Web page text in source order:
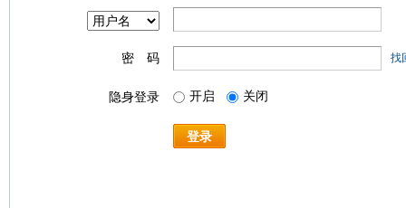
密 码 找
隐身登录 开启 关闭
登录